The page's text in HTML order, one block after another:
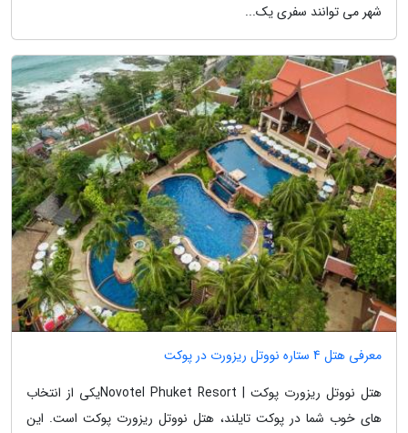
شهر می توانند سفری یک...
معرفی هتل 4 ستاره نووتل ریزورت در پوکت
هتل نووتل ریزورت پوکت | Novotel Phuket Resortیکی از انتخاب
های خوب شما در پوکت تایلند، هتل نووتل ریزورت پوکت است. این